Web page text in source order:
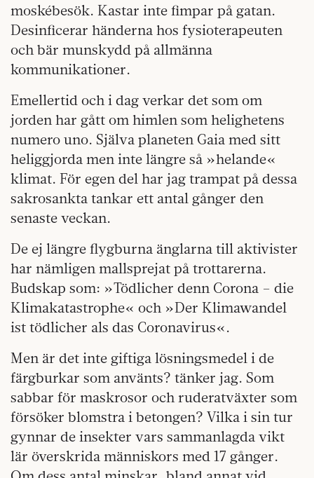
moskébesök. Kastar inte fimpar på gatan.
Desinficerar händerna hos fysioterapeuten
och bär munskydd på allmänna
kommunikationer.
Emellertid och i dag verkar det som om
jorden har gått om himlen som helighetens
numero uno. Själva planeten Gaia med sitt
heliggjorda men inte längre så »helande«
klimat. För egen del har jag trampat på dessa
sakrosankta tankar ett antal gånger den
senaste veckan.
De ej längre flygburna änglarna till aktivister
har nämligen mallsprejat på trottarerna.
Budskap som: »Tödlicher denn Corona – die
Klimakatastrophe« och »Der Klimawandel
ist tödlicher als das Coronavirus«.
Men är det inte giftiga lösningsmedel i de
färgburkar som använts? tänker jag. Som
sabbar för maskrosor och ruderatväxter som
försöker blomstra i betongen? Vilka i sin tur
gynnar de insekter vars sammanlagda vikt
lär överskrida människors med 17 gånger.